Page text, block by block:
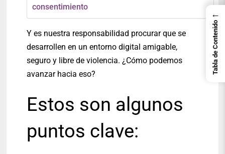
consentimiento
Y es nuestra responsabilidad procurar que se
desarrollen en un entorno digital amigable,
seguro y libre de violencia. ¿Cómo podemos
avanzar hacia eso?
Estos son algunos
puntos clave:
←
Tabla de Contenido